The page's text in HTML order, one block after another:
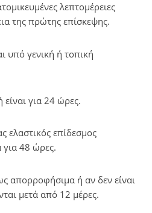
λεπτομέρειες
της πρώτης επίσκεψης.
υπό γενική ή τοπική
για 24 ώρες.
ελαστικός επίδεσμος
για 48 ώρες.
απορροφήσιμα ή αν δεν είναι
μετά από 12 μέρες.